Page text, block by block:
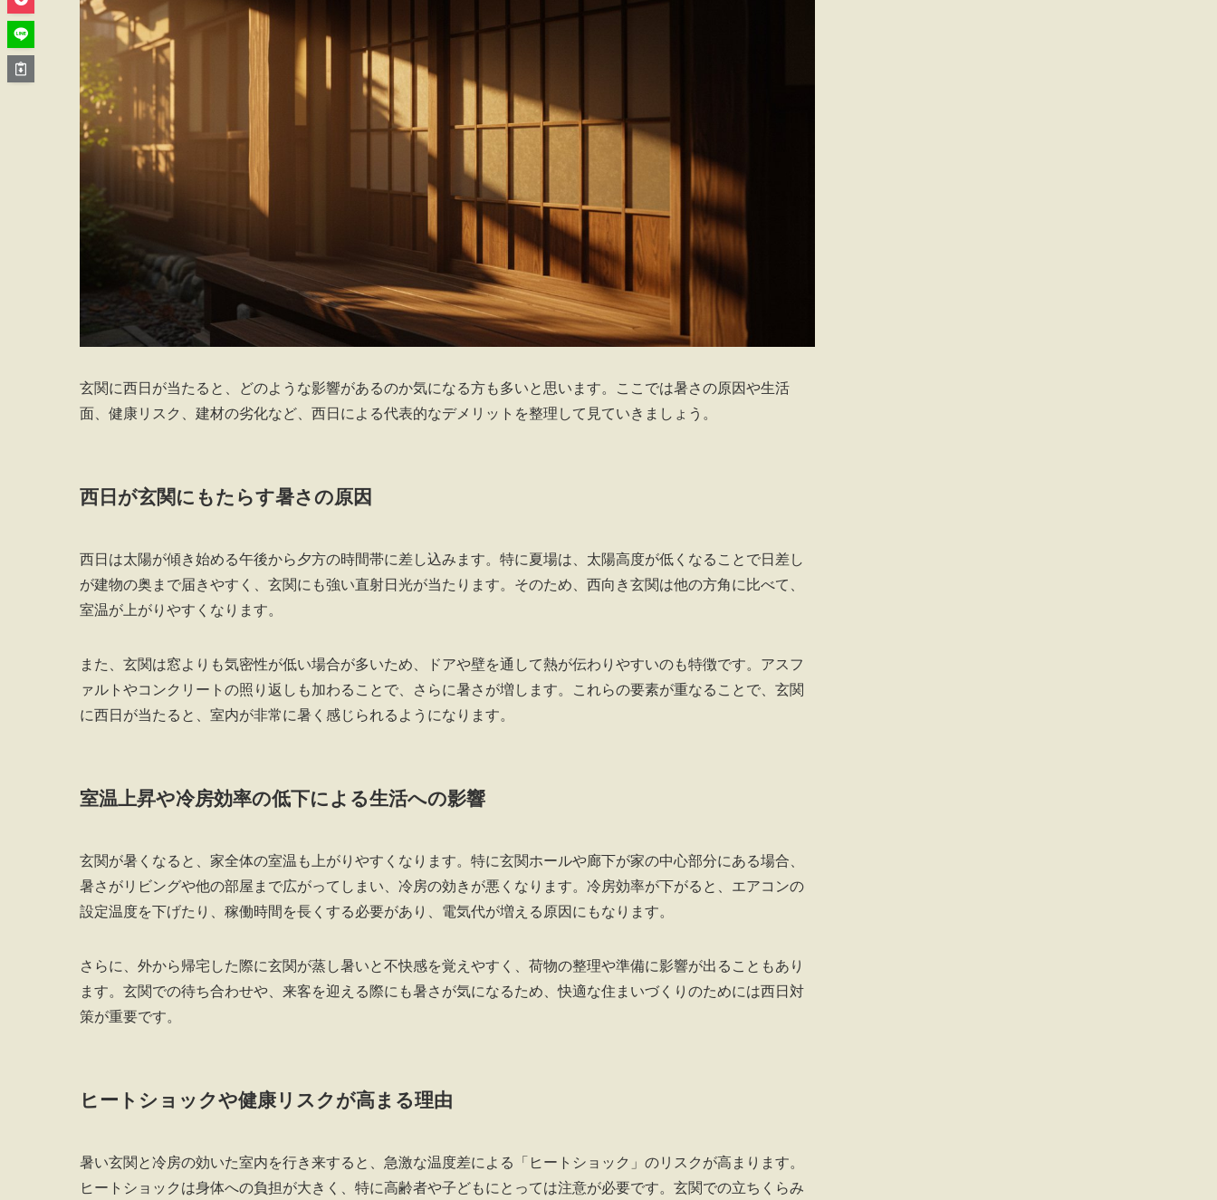
玄関に西日が当たると、どのような影響があるのか気になる方も多いと思います。ここでは暑さの原因や生活
面、健康リスク、建材の劣化など、西日による代表的なデメリットを整理して見ていきましょう。
西日が玄関にもたらす暑さの原因
西日は太陽が傾き始める午後から夕方の時間帯に差し込みます。特に夏場は、太陽高度が低くなることで日差し
が建物の奥まで届きやすく、玄関にも強い直射日光が当たります。そのため、西向き玄関は他の方角に比べて、
室温が上がりやすくなります。
また、玄関は窓よりも気密性が低い場合が多いため、ドアや壁を通して熱が伝わりやすいのも特徴です。アスフ
ァルトやコンクリートの照り返しも加わることで、さらに暑さが増します。これらの要素が重なることで、玄関
に西日が当たると、室内が非常に暑く感じられるようになります。
室温上昇や冷房効率の低下による生活への影響
玄関が暑くなると、家全体の室温も上がりやすくなります。特に玄関ホールや廊下が家の中心部分にある場合、
暑さがリビングや他の部屋まで広がってしまい、冷房の効きが悪くなります。冷房効率が下がると、エアコンの
設定温度を下げたり、稼働時間を長くする必要があり、電気代が増える原因にもなります。
さらに、外から帰宅した際に玄関が蒸し暑いと不快感を覚えやすく、荷物の整理や準備に影響が出ることもあり
ます。玄関での待ち合わせや、来客を迎える際にも暑さが気になるため、快適な住まいづくりのためには西日対
策が重要です。
ヒートショックや健康リスクが高まる理由
暑い玄関と冷房の効いた室内を行き来すると、急激な温度差による「ヒートショック」のリスクが高まります。
ヒートショックは身体への負担が大きく、特に高齢者や子どもにとっては注意が必要です。玄関での立ちくらみ